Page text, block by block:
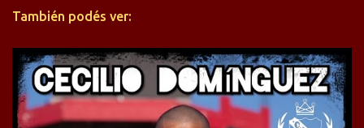
i
s
También podés ver: